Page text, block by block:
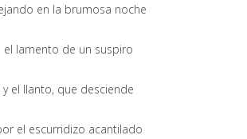
en la brumosa noche
el lamento de un suspiro
y el llanto, que desciende
el escurridizo acantilado